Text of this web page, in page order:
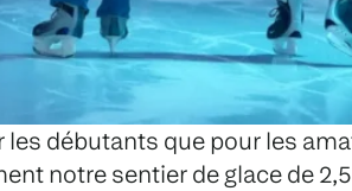
débutants que pour les
notre sentier de glace de